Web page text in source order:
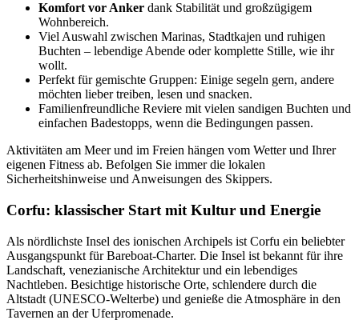
Komfort vor Anker dank Stabilität und großzügigem
Wohnbereich.
Viel Auswahl zwischen Marinas, Stadtkajen und ruhigen
Buchten – lebendige Abende oder komplette Stille, wie ihr
wollt.
Perfekt für gemischte Gruppen: Einige segeln gern, andere
möchten lieber treiben, lesen und snacken.
Familienfreundliche Reviere mit vielen sandigen Buchten und
einfachen Badestopps, wenn die Bedingungen passen.
Aktivitäten am Meer und im Freien hängen vom Wetter und Ihrer
eigenen Fitness ab. Befolgen Sie immer die lokalen
Sicherheitshinweise und Anweisungen des Skippers.
Corfu: klassischer Start mit Kultur und Energie
Als nördlichste Insel des ionischen Archipels ist Corfu ein beliebter
Ausgangspunkt für Bareboat-Charter. Die Insel ist bekannt für ihre
Landschaft, venezianische Architektur und ein lebendiges
Nachtleben. Besichtige historische Orte, schlendere durch die
Altstadt (UNESCO-Welterbe) und genieße die Atmosphäre in den
Tavernen an der Uferpromenade.